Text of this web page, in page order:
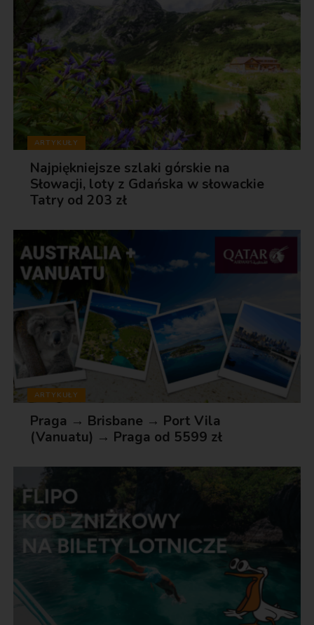
ARTYKUŁY
Najpiękniejsze szlaki górskie na
Słowacji, loty z Gdańska w słowackie
Tatry od 203 zł
ARTYKUŁY
Praga → Brisbane → Port Vila
(Vanuatu) → Praga od 5599 zł